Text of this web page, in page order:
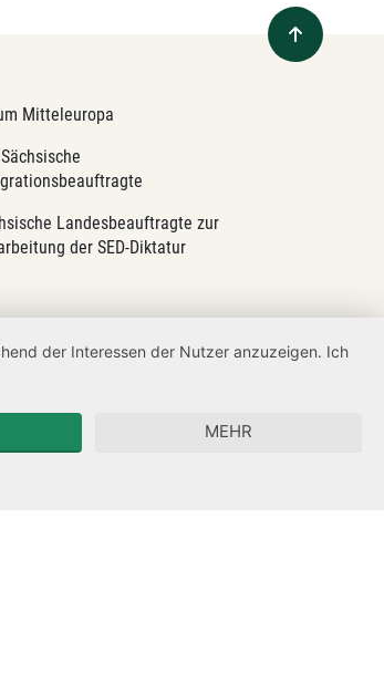
Mitteleuropa
Landesbeauftragte zur
der SED-Diktatur
der Interessen der Nutzer anzuzeigen. Ich
MEHR